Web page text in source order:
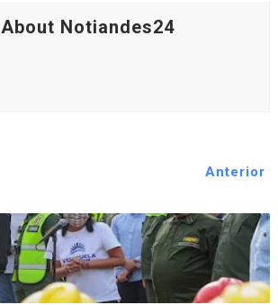
About Notiandes24
Anterior